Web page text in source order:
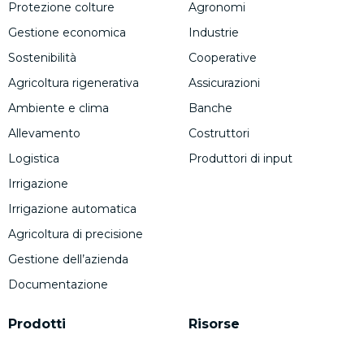
Protezione colture
Gestione economica
Sostenibilità
Agricoltura rigenerativa
Ambiente e clima
Allevamento
Logistica
Irrigazione
Irrigazione automatica
Agricoltura di precisione
Gestione dell’azienda
Documentazione
Prodotti
Agronomi
Industrie
Cooperative
Assicurazioni
Banche
Costruttori
Produttori di input
Risorse